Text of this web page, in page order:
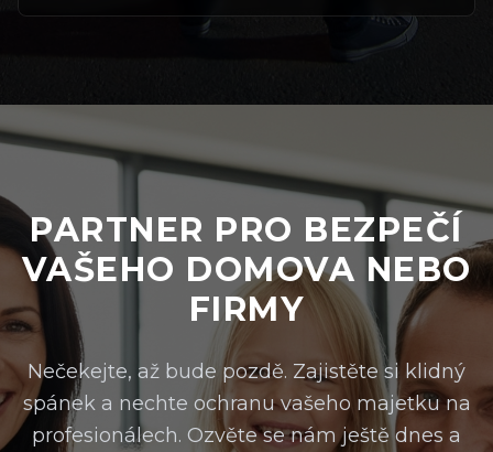
PARTNER PRO BEZPEČÍ
VAŠEHO DOMOVA NEBO
FIRMY
Nečekejte, až bude pozdě. Zajistěte si klidný
spánek a nechte ochranu vašeho majetku na
profesionálech. Ozvěte se nám ještě dnes a